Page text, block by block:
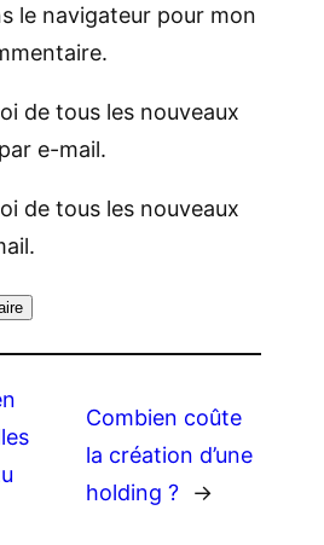
le navigateur pour mon
de tous les nouveaux
e-mail.
de tous les nouveaux
Combien coûte
la création d’une
holding ?
→